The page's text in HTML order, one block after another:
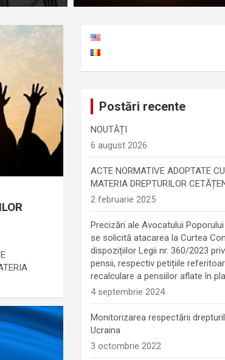
Postări recente
NOUTĂȚI
6 august 2026
ACTE NORMATIVE ADOPTATE
MATERIA DREPTURILOR
2 februarie 2025
Precizări ale Avocatului
se solicită atacarea la Curtea
dispozițiilor Legii nr. 360/2023
pensii, respectiv petițiile
recalculare a pensiilor aflate în
4 septembrie 2024
Monitorizarea respectării
Ucraina
3 octombrie 2022